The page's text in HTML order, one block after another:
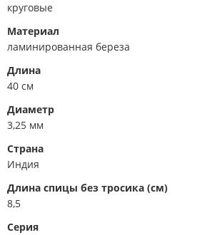
круговые
Материал
ламинированная береза
Длина
40 см
Диаметр
3,25 мм
Страна
Индия
Длина спицы без тросика (см)
8,5
Серия